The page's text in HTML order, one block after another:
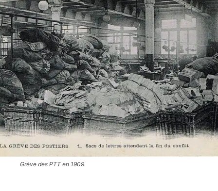
Grève des PTT en 1909.